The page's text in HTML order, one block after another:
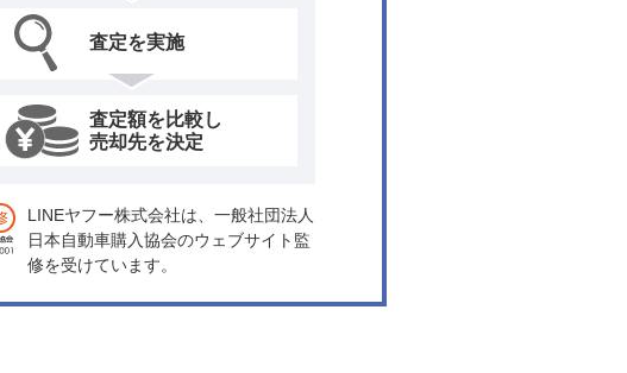
査定を実施
査定額を比較し
売却先を決定
LINEヤフー株式会社は、一般社団法人
日本自動車購入協会のウェブサイト監
修を受けています。